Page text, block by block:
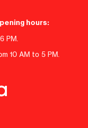
hours:
PM.
10 AM to 5 PM.